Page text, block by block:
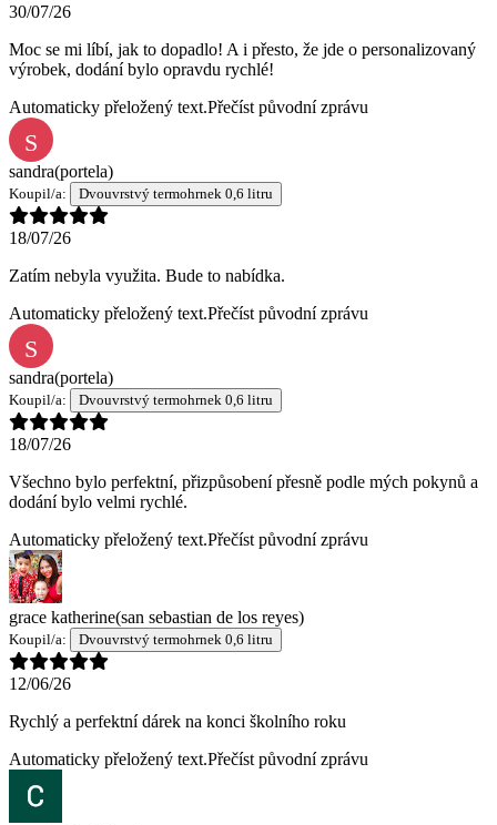
30/07/26
Moc se mi líbí, jak to dopadlo! A i přesto, že jde o personalizovaný
výrobek, dodání bylo opravdu rychlé!
Automaticky přeložený text.Přečíst původní zprávu
S
sandra(portela)
Koupil/a: Dvouvrstvý termohrnek 0,6 litru
18/07/26
Zatím nebyla využita. Bude to nabídka.
Automaticky přeložený text.Přečíst původní zprávu
S
sandra(portela)
Koupil/a: Dvouvrstvý termohrnek 0,6 litru
18/07/26
Všechno bylo perfektní, přizpůsobení přesně podle mých pokynů a
dodání bylo velmi rychlé.
Automaticky přeložený text.Přečíst původní zprávu
grace katherine(san sebastian de los reyes)
Koupil/a: Dvouvrstvý termohrnek 0,6 litru
12/06/26
Rychlý a perfektní dárek na konci školního roku
Automaticky přeložený text.Přečíst původní zprávu